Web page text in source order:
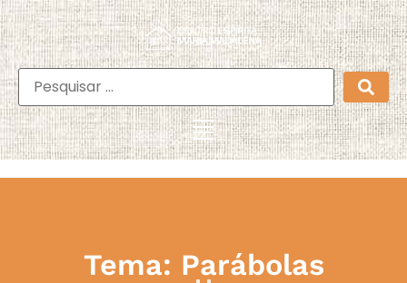
Tema: Parábolas